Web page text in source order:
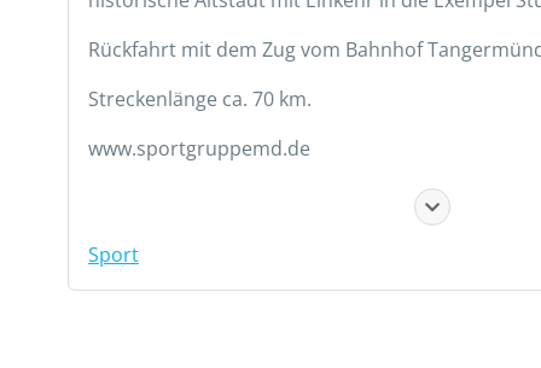
Rückfahrt mit dem Zug vom Bahnhof
Streckenlänge ca. 70 km.
www.sportgruppemd.de
Sport